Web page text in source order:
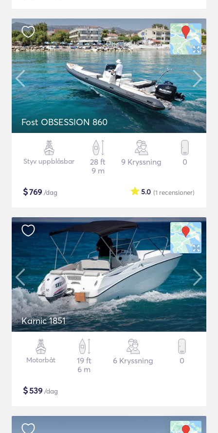
Fost OBSESSION 860
Styv uppblåsbar
28 ft
9 m
9 Kryssning 0
$769 /dag (1 recensioner)
5.0
Karnic 1851
Motorbåt
19 ft
6 m
6 Kryssning 0
$539 /dag